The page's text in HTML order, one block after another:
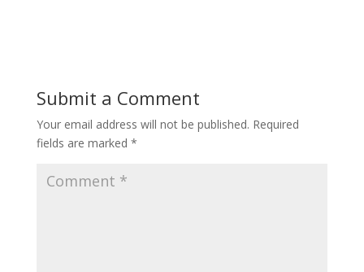
Submit a Comment
Your email address will not be published. Required
fields are marked *